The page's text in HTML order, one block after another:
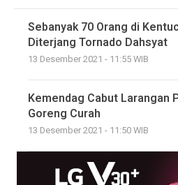
Sebanyak 70 Orang di
Diterjang Tornado Dahsyat
13 Desember 2021 - 11:55 WIB
Kemendag Cabut Larangan
Goreng Curah
13 Desember 2021 - 11:50 WIB